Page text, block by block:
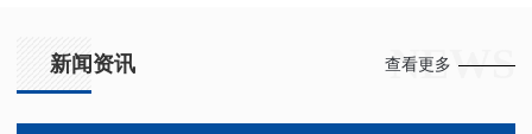
新闻资讯 NEWS
查看更多